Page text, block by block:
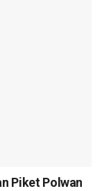
Piket Polwan